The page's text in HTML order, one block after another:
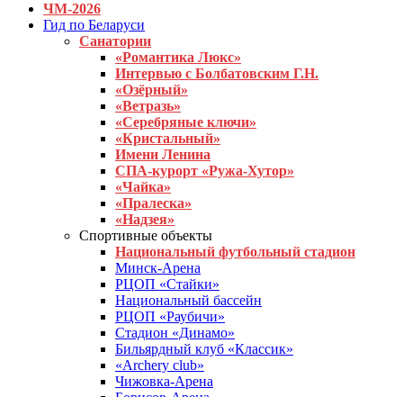
ЧМ-2026
Гид по Беларуси
Санатории
«Романтика Люкс»
Интервью с Болбатовским Г.Н.
«Озёрный»
«Ветразь»
«Серебряные ключи»
«Кристальный»
Имени Ленина
СПА-курорт «Ружа-Хутор»
«Чайка»
«Пралеска»
«Надзея»
Спортивные объекты
Национальный футбольный стадион
Минск-Арена
РЦОП «Стайки»
Национальный бассейн
РЦОП «Раубичи»
Стадион «Динамо»
Бильярдный клуб «Классик»
«Archery club»
Чижовка-Арена